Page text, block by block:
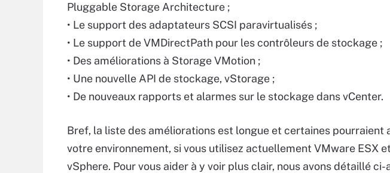
Pluggable Storage Architecture ;
• Le support des adaptateurs SCSI paravirtualisés ;
• Le support de VMDirectPath pour les contrôleurs de stockage ;
• Des améliorations à Storage VMotion ;
• Une nouvelle API de stockage, vStorage ;
• De nouveaux rapports et alarmes sur le stockage dans vCenter.
Bref, la liste des améliorations est longue et certaines pourraient
votre environnement, si vous utilisez actuellement VMware ESX
vSphere. Pour vous aider à y voir plus clair, nous avons détaillé